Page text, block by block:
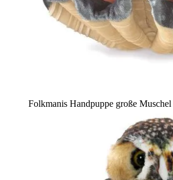
Folkmanis Handpuppe große Muschel